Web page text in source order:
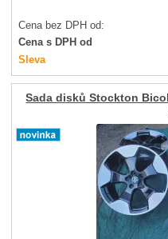
Cena bez DPH od:
Cena s DPH od
Sleva
Sada disků Stockton